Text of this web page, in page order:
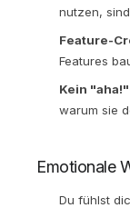
nutzen,
Feature-
Features
Kein
warum sie
Emotionale
Du fühlst